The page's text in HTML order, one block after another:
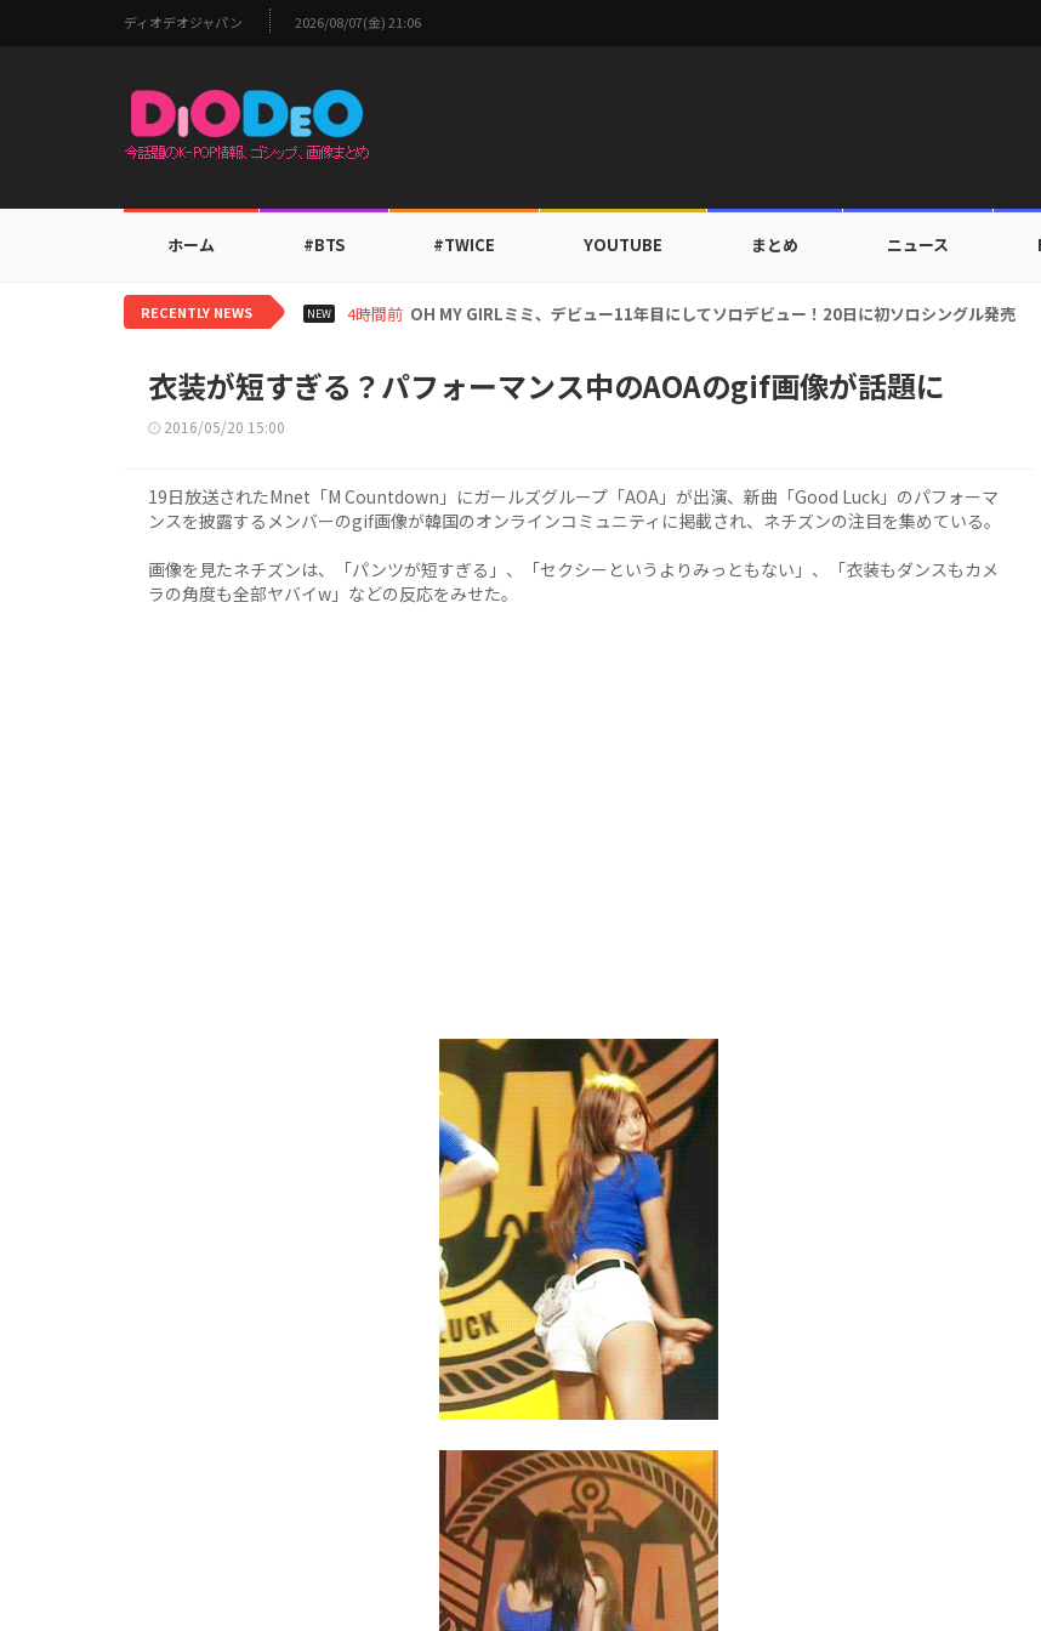
ディオデオジャパン 2026/08/07(金) 21:06
ホーム #BTS #TWICE YOUTUBE まとめ ニュース
RECENTLY NEWS NEW 6時間前 BTS V、ワールドカップ出入証を公開…証明写真でも完璧なビジュアル！
衣装が短すぎる？パフォーマンス中のAOAのgif画像が話題に
2016/05/20 15:00
19日放送されたMnet「M Countdown」にガールズグループ「AOA」が出演、新曲「Good Luck」のパフォーマ
ンスを披露するメンバーのgif画像が韓国のオンラインコミュニティに掲載され、ネチズンの注目を集めている。
画像を見たネチズンは、「パンツが短すぎる」、「セクシーというよりみっともない」、「衣装もダンスもカメ
ラの角度も全部ヤバイw」などの反応をみせた。